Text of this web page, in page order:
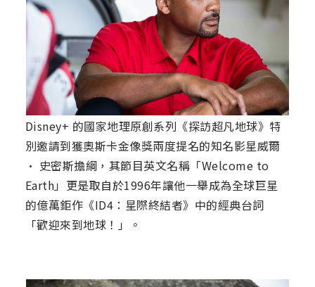
Disney+ 的國家地理原創系列《探訪超凡地球》特
別邀請到獲奧斯卡金像獎兩度提名的知名影星威爾
· 史密斯擔綱，其節目英文名稱「Welcome to
Earth」更是取自於1996年讓他一舉成為全球巨星
的億萬鉅作《ID4：星際終結者》中的經典台詞
「歡迎來到地球！」。